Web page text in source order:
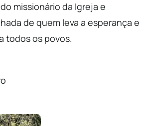
missionário da Igreja e
de quem leva a esperança e
todos os povos.